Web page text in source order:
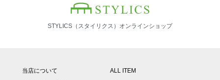
STYLICS（スタイリクス）オンラインショップ
当店について
ALL ITEM